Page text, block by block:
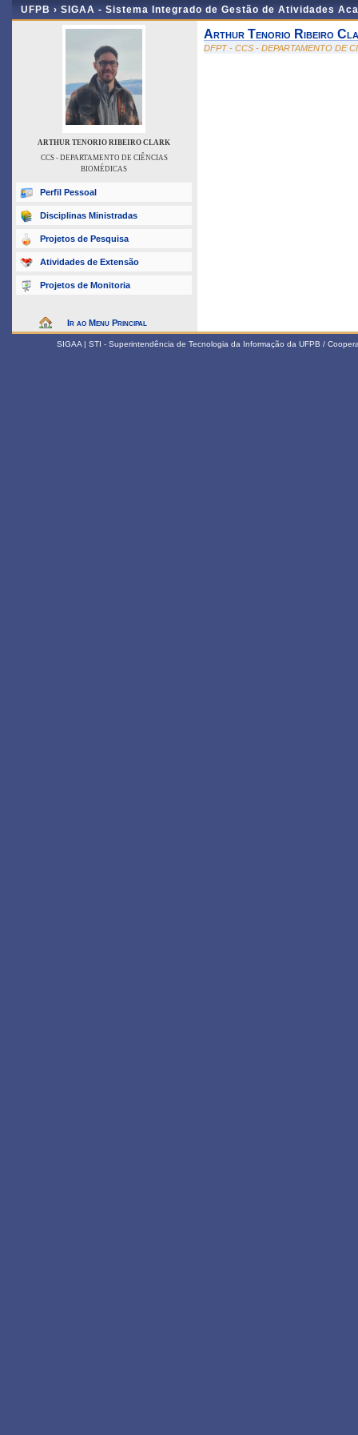
UFPB › SIGAA - Sistema Integrado de Gestão de Atividades
ARTHUR TENORIO RIBEIRO CLARK
CCS - DEPARTAMENTO DE CIÊNCIAS
BIOMÉDICAS
Perfil Pessoal
Disciplinas Ministradas
Projetos de Pesquisa
Atividades de Extensão
Projetos de Monitoria
Ir ao Menu Principal
Arthur Tenorio Ribeiro
DFPT - CCS - DEPARTAMENTO DE
SIGAA | STI - Superintendência de Tecnologia da Informação da UFPB /